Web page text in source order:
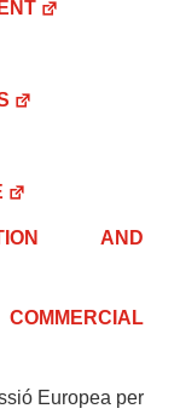
AND
Europea per